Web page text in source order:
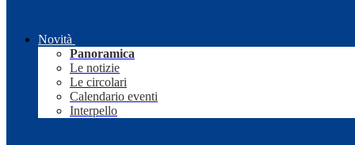
Novità
Panoramica
Le notizie
Le circolari
Calendario eventi
Interpello